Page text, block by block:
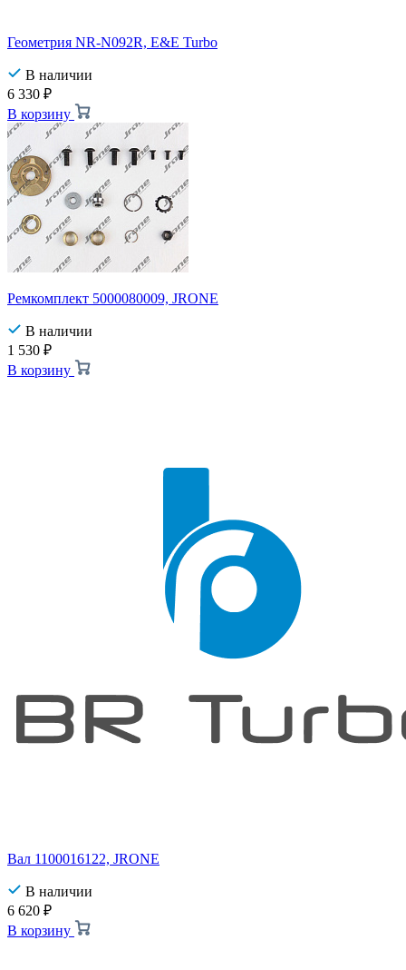
Геометрия NR-N092R, E&E Turbo
В наличии
6 330 ₽
В корзину
Ремкомплект 5000080009, JRONE
В наличии
1 530 ₽
В корзину
Вал 1100016122, JRONE
В наличии
6 620 ₽
В корзину